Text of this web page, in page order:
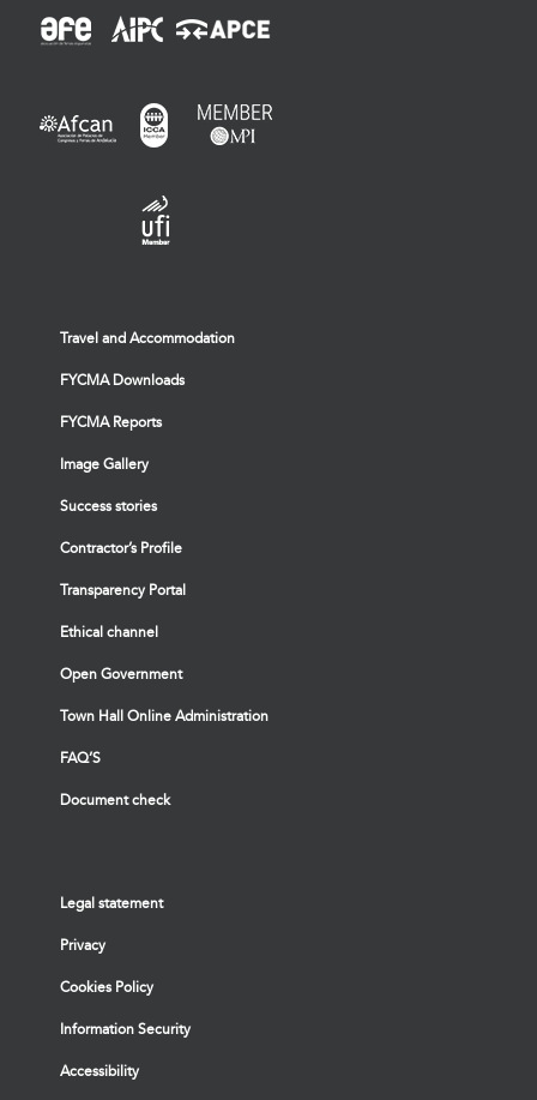
Travel and Accommodation
FYCMA Downloads
FYCMA Reports
Image Gallery
Success stories
Contractor’s Profile
Transparency Portal
Ethical channel
Open Government
Town Hall Online Administration
FAQ’S
Document check
Legal statement
Privacy
Cookies Policy
Information Security
Accessibility